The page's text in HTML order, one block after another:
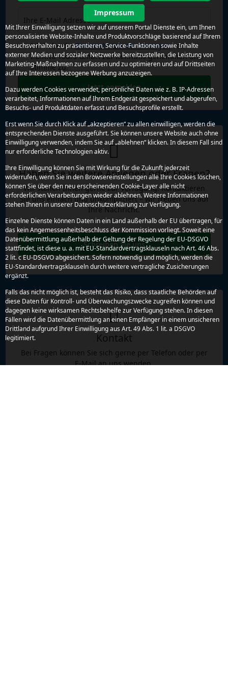
Ihre E-Mail Adresse
Ich habe dieDatenschutzbestimmungenvon
I.D.Riva Tours GmbH zur Kenntnis genommen und
stimme zu.
Jetzt anmelden
Haben Sie weitere Anliegen oder Fragen?
Wir stehen Ihnen gerne zur Verfügung. Kontaktieren
Sie uns einfach und unkompliziert – wir freuen uns auf
Ihre Nachricht.
Schreiben Sie uns
Kontakt
Bei Fragen können Sie sich gerne per Telefon oder per
E-Mail an uns wenden.
Impressum
Mit Ihrer Einwilligung setzen wir auf unserem Portal Dienste ein, um Ihnen
personalisierte Website-Inhalte und Produktvorschläge basierend auf Ihrem
Besuchsverhalten zu präsentieren, Service-Funktionen sowie Inhalte
externer Medien und sozialer Netzwerke bereitzustellen, die Leistung von
Marketing-Maßnahmen zu erfassen und zu optimieren und auf Drittseiten
auf Ihre Interessen bezogene Werbung anzuzeigen.
Dazu werden Cookies verwendet, persönliche Daten wie z. B. IP-Adressen
verarbeitet, Informationen auf Ihrem Endgerät gespeichert und abgerufen,
Besuchs- und Produktdaten erfasst und Besuchsprofile erstellt.
Erst wenn Sie durch Klick auf „akzeptieren“ zu allen einwilligen, werden die
entsprechenden Dienste ausgeführt. Sie können unsere Website auch ohne
Einwilligung verwenden, indem Sie auf „ablehnen“ klicken. In diesem Fall sind
nur erforderliche Technologien aktiv.
Ihre Einwilligung können Sie mit Wirkung für die Zukunft jederzeit
widerrufen, wenn Sie in den Browsereinstellungen alle Ihre Cookies löschen,
können Sie über den neu erscheinenden Cookie-Layer alle nicht
erforderlichen Verarbeitungen wieder ablehnen. Weitere Informationen
stehen Ihnen in unserer Datenschutzerklärung zur Verfügung.
Einzelne Dienste können Daten in ein Land außerhalb der EU übertragen, für
das kein Angemessenheitsbeschluss der Kommission vorliegt. Soweit eine
Datenübermittlung außerhalb der Geltung der Regelung der EU-DSGVO
stattfindet, ist diese u. a. mit EU-Standardvertragsklauseln nach Art. 46 Abs.
2 lit. c EU-DSGVO abgesichert. Sofern notwendig und möglich, werden die
EU-Standardvertragsklauseln durch weitere vertragliche Zusicherungen
ergänzt.
Falls das nicht möglich ist, besteht das Risiko, dass staatliche Behörden auf
diese Daten für Kontroll- und Überwachungszwecke zugreifen können und
dagegen keine wirksamen Rechtsbehelfe zur Verfügung stehen. In diesen
Fällen wird die Datenübermittlung an einen Empfänger in einem unsicheren
Drittland aufgrund Ihrer Einwilligung aus Art. 49 Abs. 1 lit. a DSGVO
legitimiert.